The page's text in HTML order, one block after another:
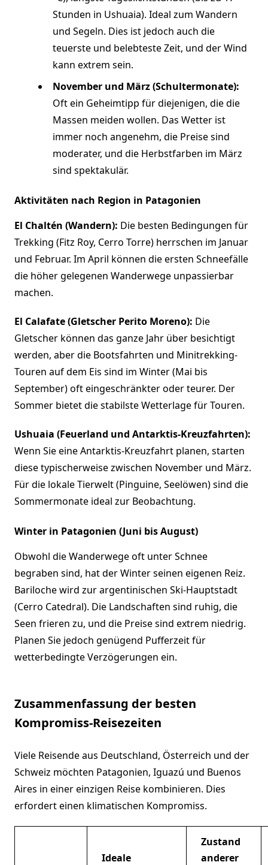
Stunden in Ushuaia). Ideal zum Wandern
und Segeln. Dies ist jedoch auch die
teuerste und belebteste Zeit, und der Wind
kann extrem sein.
November und März (Schultermonate):
Oft ein Geheimtipp für diejenigen, die die
Massen meiden wollen. Das Wetter ist
immer noch angenehm, die Preise sind
moderater, und die Herbstfarben im März
sind spektakulär.
Aktivitäten nach Region in Patagonien
El Chaltén (Wandern): Die besten Bedingungen für
Trekking (Fitz Roy, Cerro Torre) herrschen im Januar
und Februar. Im April können die ersten Schneefälle
die höher gelegenen Wanderwege unpassierbar
machen.
El Calafate (Gletscher Perito Moreno): Die
Gletscher können das ganze Jahr über besichtigt
werden, aber die Bootsfahrten und Minitrekking-
Touren auf dem Eis sind im Winter (Mai bis
September) oft eingeschränkter oder teurer. Der
Sommer bietet die stabilste Wetterlage für Touren.
Ushuaia (Feuerland und Antarktis-Kreuzfahrten):
Wenn Sie eine Antarktis-Kreuzfahrt planen, starten
diese typischerweise zwischen November und März.
Für die lokale Tierwelt (Pinguine, Seelöwen) sind die
Sommermonate ideal zur Beobachtung.
Winter in Patagonien (Juni bis August)
Obwohl die Wanderwege oft unter Schnee
begraben sind, hat der Winter seinen eigenen Reiz.
Bariloche wird zur argentinischen Ski-Hauptstadt
(Cerro Catedral). Die Landschaften sind ruhig, die
Seen frieren zu, und die Preise sind extrem niedrig.
Planen Sie jedoch genügend Pufferzeit für
wetterbedingte Verzögerungen ein.
Zusammenfassung der besten
Kompromiss-Reisezeiten
Viele Reisende aus Deutschland, Österreich und der
Schweiz möchten Patagonien, Iguazú und Buenos
Aires in einer einzigen Reise kombinieren. Dies
erfordert einen klimatischen Kompromiss.
Ideale
Zustand
anderer